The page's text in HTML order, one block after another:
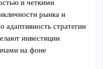
и четкими
рынка и
адаптивность стратегии
инвестиции
на фоне